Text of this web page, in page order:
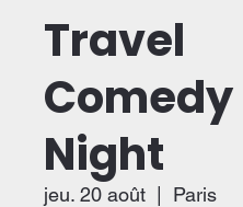
Travel
Comedy
Night
jeu. 20 août
  |
Paris